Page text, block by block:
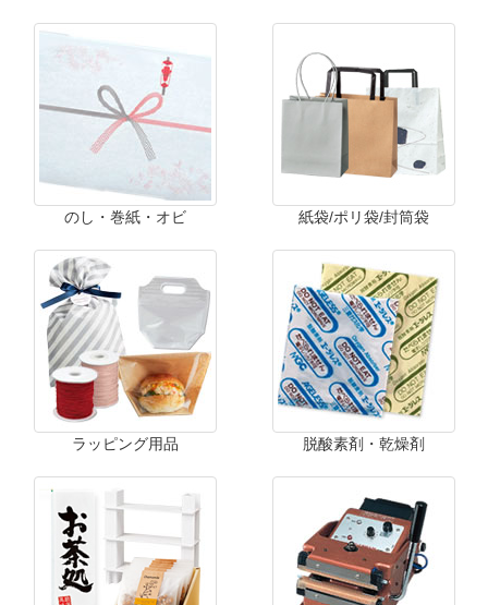
のし・巻紙・オビ 紙袋/ポリ袋/封筒袋
ラッピング用品 脱酸素剤・乾燥剤